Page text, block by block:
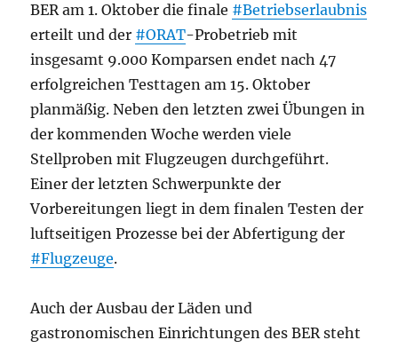
BER am 1. Oktober die finale #Betriebserlaubnis
erteilt und der #ORAT-Probetrieb mit
insgesamt 9.000 Komparsen endet nach 47
erfolgreichen Testtagen am 15. Oktober
planmäßig. Neben den letzten zwei Übungen in
der kommenden Woche werden viele
Stellproben mit Flugzeugen durchgeführt.
Einer der letzten Schwerpunkte der
Vorbereitungen liegt in dem finalen Testen der
luftseitigen Prozesse bei der Abfertigung der
#Flugzeuge.
Auch der Ausbau der Läden und
gastronomischen Einrichtungen des BER steht